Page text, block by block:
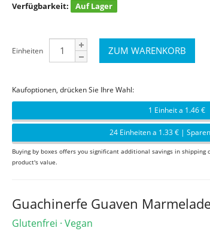
Verfügbarkeit:
Auf Lager
Einheiten
Kaufoptionen, drücken Sie Ihre Wahl:
1 Einheit a 1.46 €
24 Einheiten a 1.33 € |
Buying by boxes offers you significant additional savings in
product's value.
Guachinerfe Guaven
Glutenfrei · Vegan